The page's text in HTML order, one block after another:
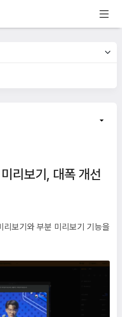
리보기, 대폭 개선
리보기와 부분 미리보기 기능을